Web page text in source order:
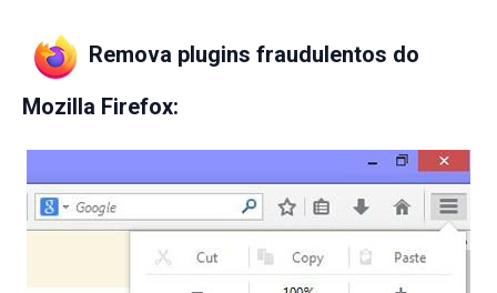
Remova plugins fraudulentos do
Mozilla Firefox: